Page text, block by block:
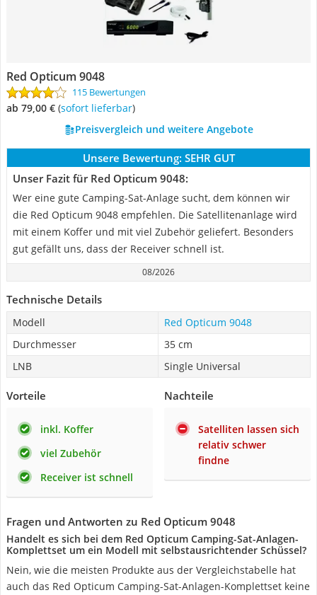
Red Opticum 9048
115 Bewertungen
ab 79,00 € ( Sofort lieferbar)
Preisvergleich und weitere Angebote
Unsere Bewertung: SEHR GUT
Unser Fazit für Red Opticum 9048:
Wer eine gute Camping-Sat-Anlage sucht, dem können wir
die Red Opticum 9048 empfehlen. Die Satellitenanlage wird
mit einem Koffer und mit viel Zubehör geliefert. Besonders
gut gefällt uns, dass der Receiver schnell ist.
08/2026
Technische Details
Modell
Red Opticum 9048
Durchmesser
35 cm
LNB
Single Universal
Vorteile
inkl. Koffer
viel Zubehör
Receiver ist schnell
Nachteile
Satelliten lassen sich
relativ schwer
findne
Fragen und Antworten zu Red Opticum 9048
Handelt es sich bei dem Red Opticum Camping-Sat-Anlagen-
Komplettset um ein Modell mit selbstausrichtender Schüssel?
Nein, wie die meisten Produkte aus der Vergleichstabelle hat
auch das Red Opticum Camping-Sat-Anlagen-Komplettset keine